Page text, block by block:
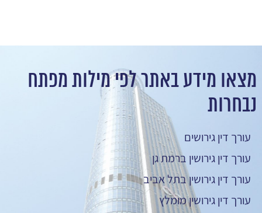
מצאו מידע באתר לפי מילות מפתח
נבחרות
עורך דין גירושים
עורך דין גירושין ברמת גן
עורך דין גירושין בתל אביב
עורך דין גירושין מומלץ